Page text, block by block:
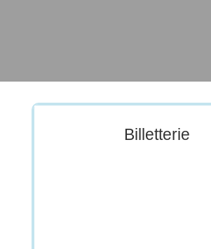
Billetterie